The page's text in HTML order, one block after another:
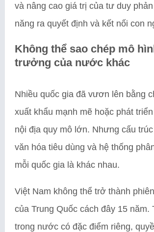
và nâng cao giá trị của tư duy
năng ra quyết định và kết nối con
Không thể sao chép mô
trưởng của nước khác
Nhiều quốc gia đã vươn lên bằng
xuất khẩu mạnh mẽ hoặc phát
nội địa quy mô lớn. Nhưng cấu
văn hóa tiêu dùng và hệ thống
mỗi quốc gia là khác nhau.
Việt Nam không thể trở thành
của Trung Quốc cách đây 15 năm.
trong nước có đặc điểm riêng,